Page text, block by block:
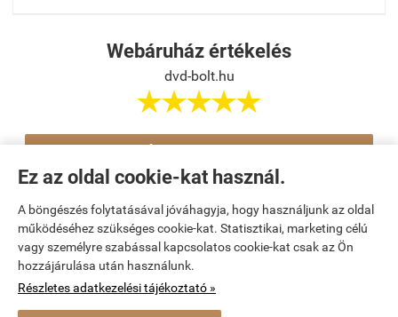
Ez az oldal cookie-kat használ.
A böngészés folytatásával jóváhagyja, hogy használjunk az oldal
működéséhez szükséges cookie-kat. Statisztikai, marketing célú
vagy személyre szabással kapcsolatos cookie-kat csak az Ön
hozzájárulása után használunk.
Részletes adatkezelési tájékoztató »
Webáruház értékelés
dvd-bolt.hu

Navigáció
Saját fiók